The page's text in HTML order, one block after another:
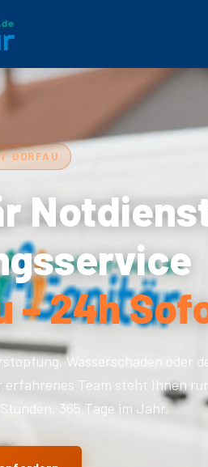
DORFAU
– 24h
Wasserschaden oder
erfahrenes Team steht Ihnen
365 Tage im Jahr.